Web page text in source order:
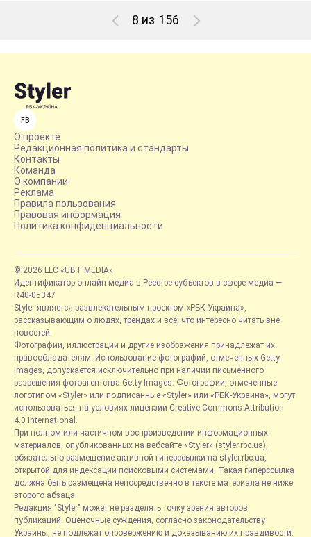
8 из 156
FB
О проекте
Редакционная политика и стандарты
Контакты
Команда
О компании
Реклама
Правила пользования
Правовая информация
Политика конфиденциальности
© 2026 LLC «UBT MEDIA»
Идентификатор онлайн-медиа в Реестре субъектов в сфере медиа —
R40-05347
Styler является развлекательным проектом «РБК-Украина»,
рассказывающим о людях, трендах и всё, что интересно читать вне
новостей.
Фотографии, иллюстрации и другие изображения принадлежат их
правообладателям. Использование фотографий, отмеченных Getty
Images, допускается исключительно при наличии письменного
разрешения фотоагентства Getty Images. Фотографии, отмеченные
логотипом «Styler» или подписанные «Styler» или «РБК-Украина», могут
использоваться на условиях лицензии Creative Commons Attribution
4.0 International.
При полном или частичном воспроизведении информационных
материалов, опубликованных на вебсайте «Styler» (styler.rbc.ua),
обязательно размещение активной гиперссылки на styler.rbc.ua,
открытой для индексации поисковыми системами. Такая гиперссылка
должна быть размещена непосредственно в тексте материала не ниже
второго абзаца.
Редакция "Styler" может не разделять точку зрения авторов
публикаций. Оценочные суждения, согласно законодательству
Украины, не подлежат опровержению и доказыванию их правдивости.